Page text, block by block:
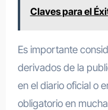
Claves para el
Es importante
derivados de la
en el diario oficial o
obligatorio en